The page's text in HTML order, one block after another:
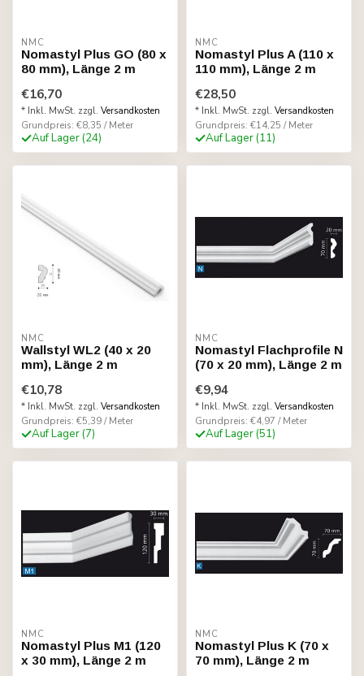
NMC
Nomastyl Plus GO (80 x
80 mm), Länge 2 m
€16,70
* Inkl. MwSt. zzgl. Versandkosten
Grundpreis: €8,35 / Meter
Auf Lager (24)
NMC
Nomastyl Plus A (110 x
110 mm), Länge 2 m
€28,50
* Inkl. MwSt. zzgl. Versandkosten
Grundpreis: €14,25 / Meter
Auf Lager (11)
NMC
Wallstyl WL2 (40 x 20
mm), Länge 2 m
€10,78
* Inkl. MwSt. zzgl. Versandkosten
Grundpreis: €5,39 / Meter
Auf Lager (7)
NMC
Nomastyl Flachprofile N
(70 x 20 mm), Länge 2 m
€9,94
* Inkl. MwSt. zzgl. Versandkosten
Grundpreis: €4,97 / Meter
Auf Lager (51)
NMC
Nomastyl Plus M1 (120
x 30 mm), Länge 2 m
NMC
Nomastyl Plus K (70 x
70 mm), Länge 2 m